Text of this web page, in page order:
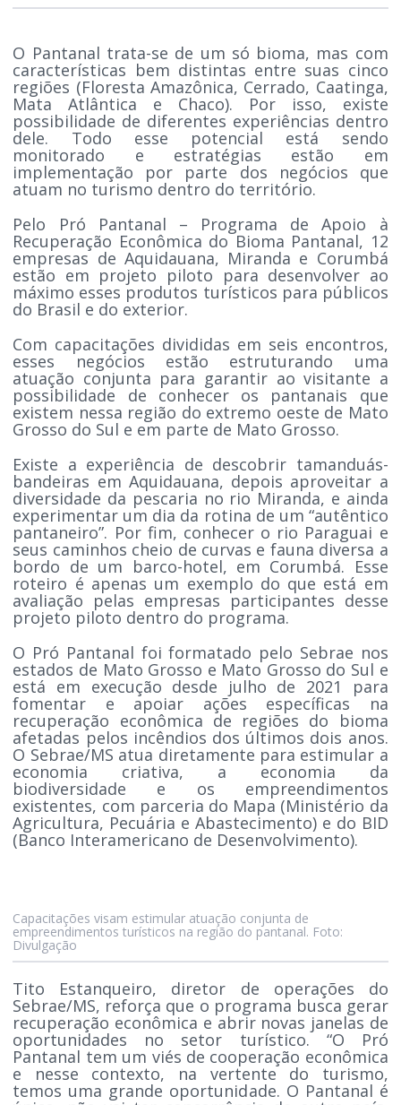
O Pantanal trata-se de um só bioma, mas com
características bem distintas entre suas cinco
regiões (Floresta Amazônica, Cerrado, Caatinga,
Mata Atlântica e Chaco). Por isso, existe
possibilidade de diferentes experiências dentro
dele. Todo esse potencial está sendo
monitorado e estratégias estão em
implementação por parte dos negócios que
atuam no turismo dentro do território.
Pelo Pró Pantanal – Programa de Apoio à
Recuperação Econômica do Bioma Pantanal, 12
empresas de Aquidauana, Miranda e Corumbá
estão em projeto piloto para desenvolver ao
máximo esses produtos turísticos para públicos
do Brasil e do exterior.
Com capacitações divididas em seis encontros,
esses negócios estão estruturando uma
atuação conjunta para garantir ao visitante a
possibilidade de conhecer os pantanais que
existem nessa região do extremo oeste de Mato
Grosso do Sul e em parte de Mato Grosso.
Existe a experiência de descobrir tamanduás-
bandeiras em Aquidauana, depois aproveitar a
diversidade da pescaria no rio Miranda, e ainda
experimentar um dia da rotina de um “autêntico
pantaneiro”. Por fim, conhecer o rio Paraguai e
seus caminhos cheio de curvas e fauna diversa a
bordo de um barco-hotel, em Corumbá. Esse
roteiro é apenas um exemplo do que está em
avaliação pelas empresas participantes desse
projeto piloto dentro do programa.
O Pró Pantanal foi formatado pelo Sebrae nos
estados de Mato Grosso e Mato Grosso do Sul e
está em execução desde julho de 2021 para
fomentar e apoiar ações específicas na
recuperação econômica de regiões do bioma
afetadas pelos incêndios dos últimos dois anos.
O Sebrae/MS atua diretamente para estimular a
economia criativa, a economia da
biodiversidade e os empreendimentos
existentes, com parceria do Mapa (Ministério da
Agricultura, Pecuária e Abastecimento) e do BID
(Banco Interamericano de Desenvolvimento).
Capacitações visam estimular atuação conjunta de
empreendimentos turísticos na região do pantanal. Foto:
Divulgação
Tito Estanqueiro, diretor de operações do
Sebrae/MS, reforça que o programa busca gerar
recuperação econômica e abrir novas janelas de
oportunidades no setor turístico. “O Pró
Pantanal tem um viés de cooperação econômica
e nesse contexto, na vertente do turismo,
temos uma grande oportunidade. O Pantanal é